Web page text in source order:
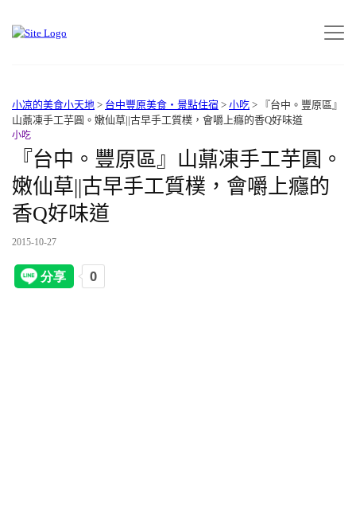
小凉的美食小天地 > 台中豐原美食‧景點住宿 > 小吃 >
『台中。豐原區』
山薡凍手工芋圓。嫩仙草||古早手工質樸，會嚼上癮的香Q好味道
小吃
『台中。豐原區』山薡凍手工芋圓。
嫩仙草||古早手工質樸，會嚼上癮的
香Q好味道
2015-10-27